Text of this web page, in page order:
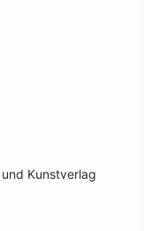
und Kunstverlag